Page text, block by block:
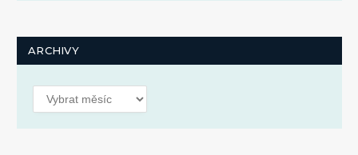
ARCHIVY
Archivy